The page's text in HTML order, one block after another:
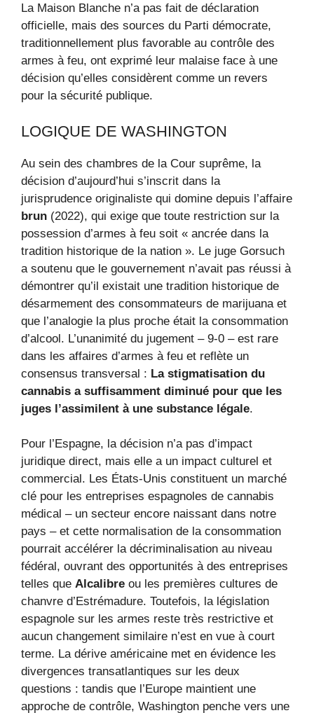
La Maison Blanche n’a pas fait de déclaration
officielle, mais des sources du Parti démocrate,
traditionnellement plus favorable au contrôle des
armes à feu, ont exprimé leur malaise face à une
décision qu’elles considèrent comme un revers
pour la sécurité publique.
LOGIQUE DE WASHINGTON
Au sein des chambres de la Cour suprême, la
décision d’aujourd’hui s’inscrit dans la
jurisprudence originaliste qui domine depuis l’affaire
brun (2022), qui exige que toute restriction sur la
possession d’armes à feu soit « ancrée dans la
tradition historique de la nation ». Le juge Gorsuch
a soutenu que le gouvernement n’avait pas réussi à
démontrer qu’il existait une tradition historique de
désarmement des consommateurs de marijuana et
que l’analogie la plus proche était la consommation
d’alcool. L’unanimité du jugement – ​​9-0 – est rare
dans les affaires d’armes à feu et reflète un
consensus transversal : La stigmatisation du
cannabis a suffisamment diminué pour que les
juges l’assimilent à une substance légale.
Pour l’Espagne, la décision n’a pas d’impact
juridique direct, mais elle a un impact culturel et
commercial. Les États-Unis constituent un marché
clé pour les entreprises espagnoles de cannabis
médical – un secteur encore naissant dans notre
pays – et cette normalisation de la consommation
pourrait accélérer la décriminalisation au niveau
fédéral, ouvrant des opportunités à des entreprises
telles que Alcalibre ou les premières cultures de
chanvre d’Estrémadure. Toutefois, la législation
espagnole sur les armes reste très restrictive et
aucun changement similaire n’est en vue à court
terme. La dérive américaine met en évidence les
divergences transatlantiques sur les deux
questions : tandis que l’Europe maintient une
approche de contrôle, Washington penche vers une